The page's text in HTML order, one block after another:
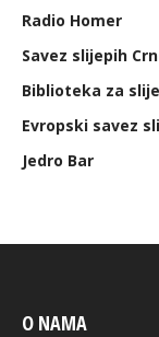
Radio Homer
Savez slijepih
Biblioteka za
Evropski savez
Jedro Bar
O NAMA